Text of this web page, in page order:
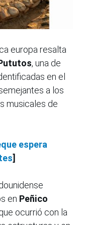
europa resalta
, una de
en el
a los
musicales de
espera
]
en Peñico
ocurrió con la